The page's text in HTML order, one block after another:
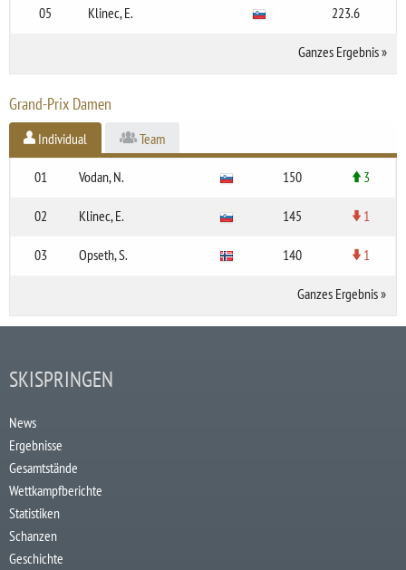
05 Klinec, E. 223.6
Ganzes Ergebnis»
Grand-Prix Damen
Individual Team
01 Vodan, N. 150 3
02 Klinec, E. 145 1
03 Opseth, S. 140 1
Ganzes Ergebnis»
SKISPRINGEN
News
Ergebnisse
Gesamtstände
Wettkampfberichte
Statistiken
Schanzen
Geschichte